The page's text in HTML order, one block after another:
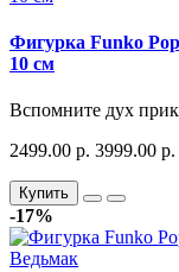
Фигурка Funko
10 см
Вспомните дух
2499.00 р. 3999.00 р.
Купить
-17%